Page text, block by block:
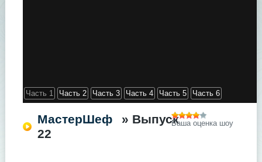
Часть 1 Часть 2 Часть 3 Часть 4 Часть 5 Часть 6
МастерШеф
» Выпуск
22
Ваша оценка шоу